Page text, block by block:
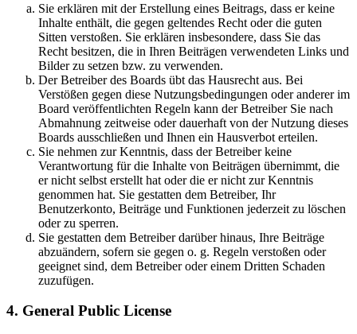
Sie erklären mit der Erstellung eines Beitrags, dass er keine
Inhalte enthält, die gegen geltendes Recht oder die guten
Sitten verstoßen. Sie erklären insbesondere, dass Sie das
Recht besitzen, die in Ihren Beiträgen verwendeten Links und
Bilder zu setzen bzw. zu verwenden.
Der Betreiber des Boards übt das Hausrecht aus. Bei
Verstößen gegen diese Nutzungsbedingungen oder anderer im
Board veröffentlichten Regeln kann der Betreiber Sie nach
Abmahnung zeitweise oder dauerhaft von der Nutzung dieses
Boards ausschließen und Ihnen ein Hausverbot erteilen.
Sie nehmen zur Kenntnis, dass der Betreiber keine
Verantwortung für die Inhalte von Beiträgen übernimmt, die
er nicht selbst erstellt hat oder die er nicht zur Kenntnis
genommen hat. Sie gestatten dem Betreiber, Ihr
Benutzerkonto, Beiträge und Funktionen jederzeit zu löschen
oder zu sperren.
Sie gestatten dem Betreiber darüber hinaus, Ihre Beiträge
abzuändern, sofern sie gegen o. g. Regeln verstoßen oder
geeignet sind, dem Betreiber oder einem Dritten Schaden
zuzufügen.
4. General Public License